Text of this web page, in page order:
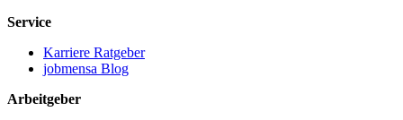
Service
Karriere Ratgeber
jobmensa Blog
Arbeitgeber